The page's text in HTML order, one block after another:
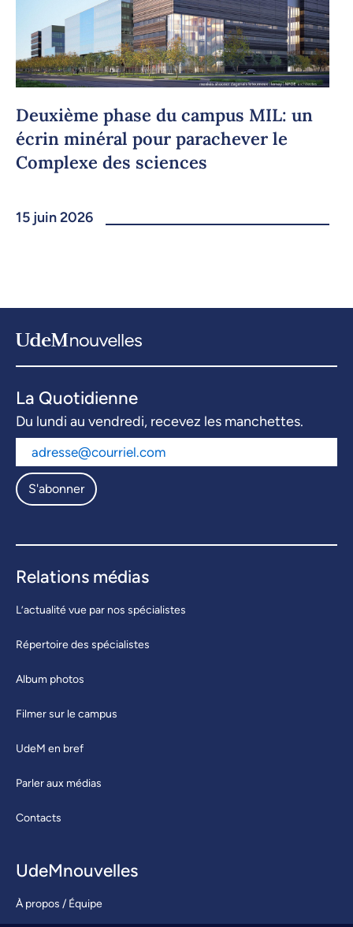
Deuxième phase du campus MIL: un
écrin minéral pour parachever le
Complexe des sciences
15 juin 2026
La Quotidienne
Du lundi au vendredi, recevez les manchettes.
S'abonner
Relations médias
L’actualité vue par nos spécialistes
Répertoire des spécialistes
Album photos
Filmer sur le campus
UdeM en bref
Parler aux médias
Contacts
UdeMnouvelles
À propos / Équipe